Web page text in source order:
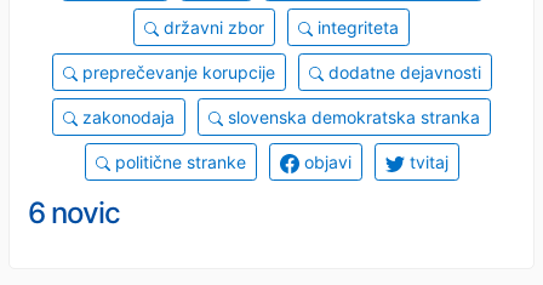
državni zbor integriteta
preprečevanje korupcije dodatne dejavnosti
zakonodaja slovenska demokratska stranka
politične stranke objavi tvitaj
6 novic